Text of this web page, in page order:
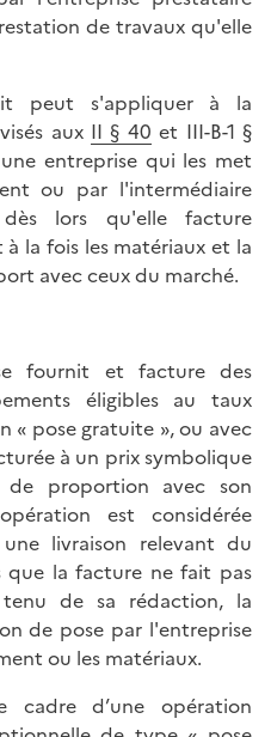
de travaux qu'elle
peut s'appliquer à la
aux II § 40 et III-B-1 §
entreprise qui les met
ou par l'intermédiaire
lors qu'elle facture
la fois les matériaux et la
avec ceux du marché.
fournit et facture des
éligibles au taux
« pose gratuite », ou avec
à un prix symbolique
de proportion avec son
est considérée
livraison relevant du
que la facture ne fait pas
de sa rédaction, la
de pose par l'entreprise
ou les matériaux.
cadre d’une opération